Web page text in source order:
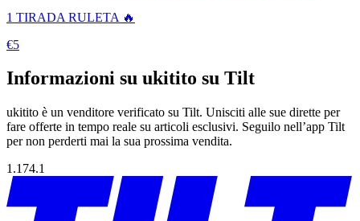
1 TIRADA RULETA 🔥
€5
Informazioni su ukitito su Tilt
ukitito è un venditore verificato su Tilt. Unisciti alle sue dirette per
fare offerte in tempo reale su articoli esclusivi. Seguilo nell’app Tilt
per non perderti mai la sua prossima vendita.
1.174.1